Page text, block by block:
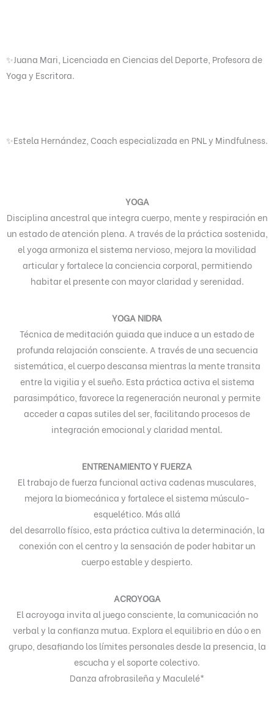
✨Juana Mari, Licenciada en Ciencias del Deporte, Profesora de
Yoga y Escritora.
✨Estela Hernández, Coach especializada en PNL y Mindfulness.
YOGA
Disciplina ancestral que integra cuerpo, mente y respiración en
un estado de atención plena. A través de la práctica sostenida,
el yoga armoniza el sistema nervioso, mejora la movilidad
articular y fortalece la conciencia corporal, permitiendo
habitar el presente con mayor claridad y serenidad.
YOGA NIDRA
Técnica de meditación guiada que induce a un estado de
profunda relajación consciente. A través de una secuencia
sistemática, el cuerpo descansa mientras la mente transita
entre la vigilia y el sueño. Esta práctica activa el sistema
parasimpático, favorece la regeneración neuronal y permite
acceder a capas sutiles del ser, facilitando procesos de
integración emocional y claridad mental.
ENTRENAMIENTO Y FUERZA
El trabajo de fuerza funcional activa cadenas musculares,
mejora la biomecánica y fortalece el sistema músculo-
esquelético. Más allá
del desarrollo físico, esta práctica cultiva la determinación, la
conexión con el centro y la sensación de poder habitar un
cuerpo estable y despierto.
ACROYOGA
El acroyoga invita al juego consciente, la comunicación no
verbal y la confianza mutua. Explora el equilibrio en dúo o en
grupo, desafiando los límites personales desde la presencia, la
escucha y el soporte colectivo.
Danza afrobrasileña y Maculelé*